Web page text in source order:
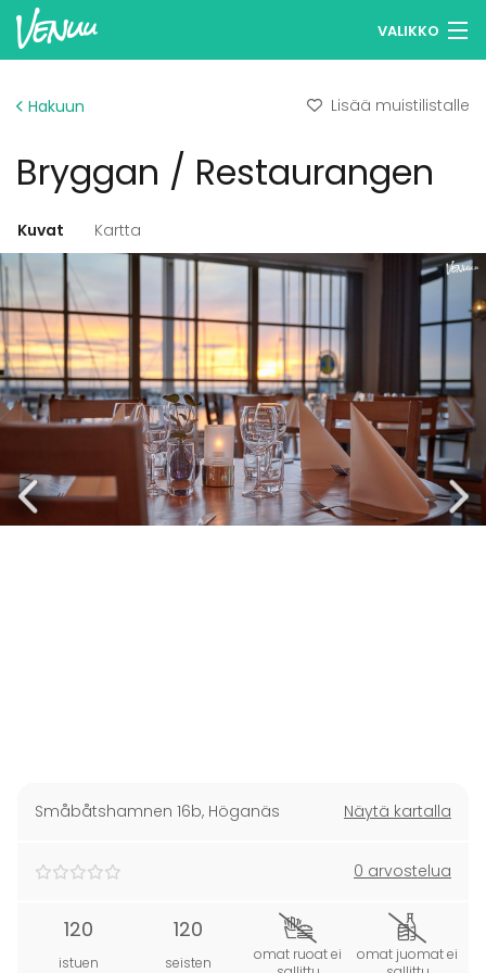
VALIKKO
Kirjaudu
Hakuun Lisää muistilistalle
Bryggan / Restaurangen
Kuvat Kartta
Småbåtshamnen 16b, Höganäs Näytä kartalla
0 arvostelua
120
istuen
120
seisten
omat ruoat ei
omat juomat ei